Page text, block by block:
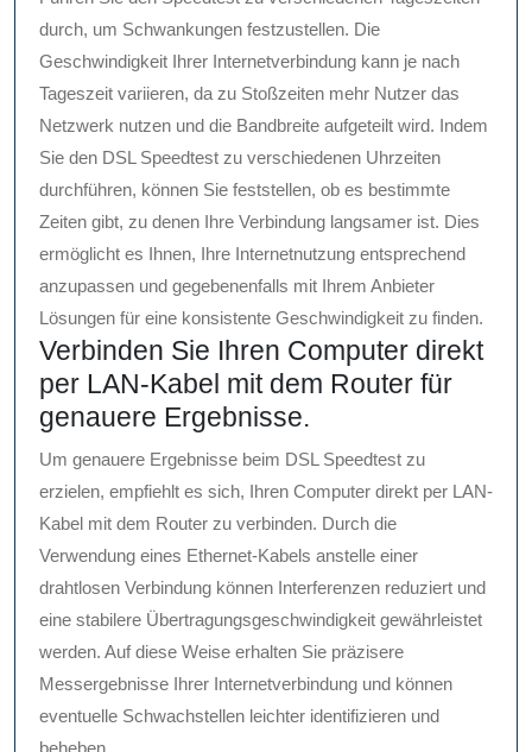
durch, um Schwankungen festzustellen. Die
Geschwindigkeit Ihrer Internetverbindung kann je nach
Tageszeit variieren, da zu Stoßzeiten mehr Nutzer das
Netzwerk nutzen und die Bandbreite aufgeteilt wird. Indem
Sie den DSL Speedtest zu verschiedenen Uhrzeiten
durchführen, können Sie feststellen, ob es bestimmte
Zeiten gibt, zu denen Ihre Verbindung langsamer ist. Dies
ermöglicht es Ihnen, Ihre Internetnutzung entsprechend
anzupassen und gegebenenfalls mit Ihrem Anbieter
Lösungen für eine konsistente Geschwindigkeit zu finden.
Verbinden Sie Ihren Computer direkt
per LAN-Kabel mit dem Router für
genauere Ergebnisse.
Um genauere Ergebnisse beim DSL Speedtest zu
erzielen, empfiehlt es sich, Ihren Computer direkt per LAN-
Kabel mit dem Router zu verbinden. Durch die
Verwendung eines Ethernet-Kabels anstelle einer
drahtlosen Verbindung können Interferenzen reduziert und
eine stabilere Übertragungsgeschwindigkeit gewährleistet
werden. Auf diese Weise erhalten Sie präzisere
Messergebnisse Ihrer Internetverbindung und können
eventuelle Schwachstellen leichter identifizieren und